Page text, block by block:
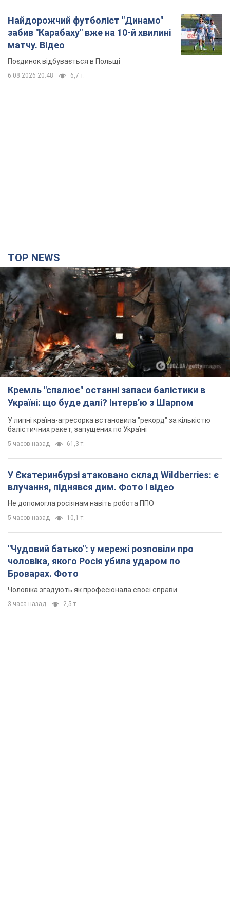
Найдорожчий футболіст "Динамо"
забив "Карабаху" вже на 10-й хвилині
матчу. Відео
Поєдинок відбувається в Польщі
6.08.2026 20:48 6,7 т.
TOP NEWS
Кремль "спалює" останні запаси балістики в
Україні: що буде далі? Інтерв’ю з Шарпом
У липні країна-агресорка встановила "рекорд" за кількістю
балістичних ракет, запущених по Україні
5 часов назад 61,3 т.
У Єкатеринбурзі атаковано склад Wildberries: є
влучання, піднявся дим. Фото і відео
Не допомогла росіянам навіть робота ППО
5 часов назад 10,1 т.
"Чудовий батько": у мережі розповіли про
чоловіка, якого Росія убила ударом по
Броварах. Фото
Чоловіка згадують як професіонала своєї справи
3 часа назад 2,5 т.